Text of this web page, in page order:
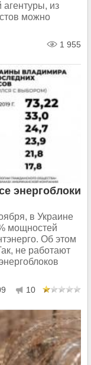
агентуры, из
можно
1 955
энергоблоки
в Украине
мощностей
Об этом
не работают
10